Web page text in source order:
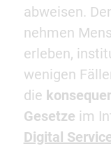
abweisen.
nehmen
erleben,
wenigen
die
Gesetze im
Digital